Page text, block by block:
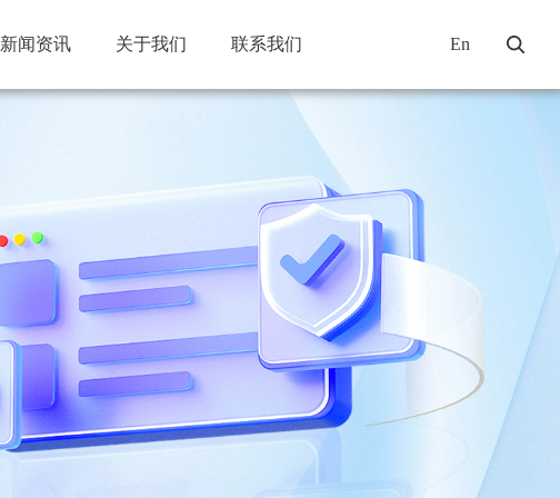
新闻资讯 关于我们 联系我们 En